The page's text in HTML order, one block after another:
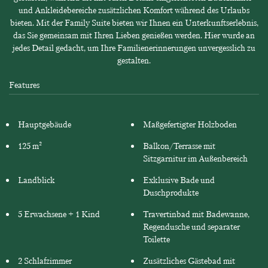
und Ankleidebereiche zusätzlichen Komfort während des Urlaubs
bieten. Mit der Family Suite bieten wir Ihnen ein Unterkunftserlebnis,
das Sie gemeinsam mit Ihren Lieben genießen werden. Hier wurde an
jedes Detail gedacht, um Ihre Familienerinnerungen unvergesslich zu
gestalten.
Features
Hauptgebäude
Maßgefertigter Holzboden
125 m²
Balkon/Terrasse mit
Sitzgarnitur im Außenbereich
Landblick
Exklusive Bade und
Duschprodukte
5 Erwachsene + 1 Kind
Travertinbad mit Badewanne,
Regendusche und separater
Toilette
2 Schlafzimmer
Zusätzliches Gästebad mit